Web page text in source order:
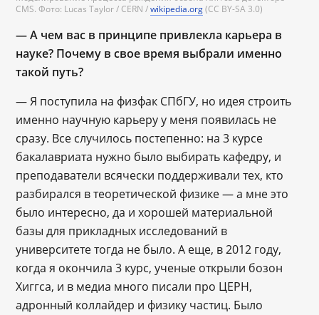
CMS. Фото: Lucas Taylor / CERN /wikipedia.org(CC BY-SA 3.0)
― А чем вас в принципе привлекла карьера в
науке? Почему в свое время выбрали именно
такой путь?
— Я поступила на физфак СПбГУ, но идея строить
именно научную карьеру у меня появилась не
сразу. Все случилось постепенно: на 3 курсе
бакалавриата нужно было выбирать кафедру, и
преподаватели всячески поддерживали тех, кто
разбирался в теоретической физике ― а мне это
было интересно, да и хорошей материальной
базы для прикладных исследований в
университете тогда не было. А еще, в 2012 году,
когда я окончила 3 курс, ученые открыли бозон
Хиггса, и в медиа много писали про ЦЕРН,
адронный коллайдер и физику частиц. Было